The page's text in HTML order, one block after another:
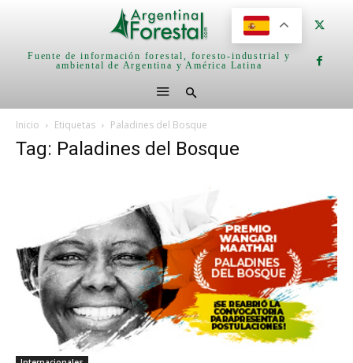
Fuente de información forestal, foresto-industrial y
ambiental de Argentina y América Latina
Inicio Etiquetas Paladines del Bosque
Tag: Paladines del Bosque